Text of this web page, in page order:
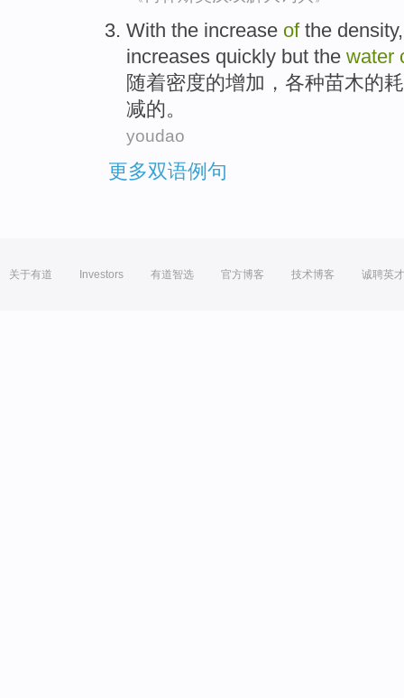
With the increase ofthe density
increases quickly but the water
随着密度的增加 ，各种苗木的
减的。
youdao
更多双语例句
关于有道 Investors 有道智选 官方博客 技术博客 诚聘英才